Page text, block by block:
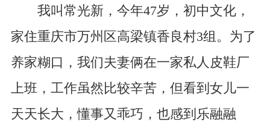
我叫常光新，今年47岁，初中文化，
家住重庆市万州区高梁镇香良村3组。为了
养家糊口，我们夫妻俩在一家私人皮鞋厂
上班，工作虽然比较辛苦，但看到女儿一
天天长大，懂事又乖巧，也感到乐融融